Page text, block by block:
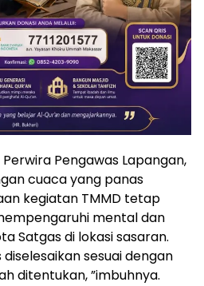
Perwira Pengawas Lapangan,
cuaca yang panas
kegiatan TMMD tetap
mental dan
Satgas di lokasi sasaran.
sesuai dengan
ditentukan, ”imbuhnya.